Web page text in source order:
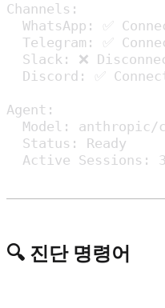
Channels:
WhatsApp: ✅
Telegram: ✅
Slack: ❌
Discord: ✅
Agent:
Model: anthropic/
  Status: Ready
  Active Sessions: 3
🔍 진단 명령어